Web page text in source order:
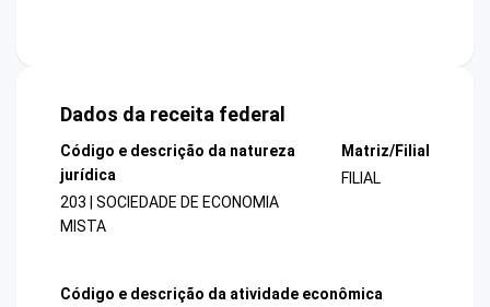
Dados da receita federal
Código e descrição da natureza
jurídica
203 | SOCIEDADE DE ECONOMIA
MISTA
Matriz/Filial
FILIAL
Código e descrição da atividade econômica